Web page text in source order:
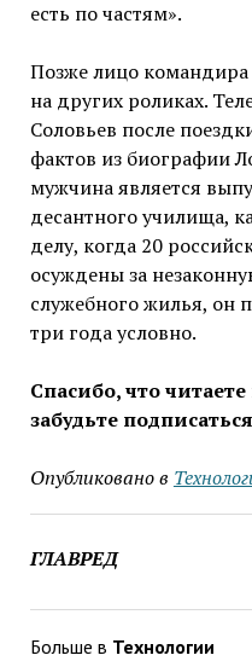
есть по частям».
Позже лицо командира
на других роликах.
Соловьев после
фактов из биографии
мужчина является
десантного училища,
делу, когда 20
осуждены за
служебного жилья, он
три года условно.
Спасибо, что
забудьте
Опубликовано в
ГЛАВРЕД
Больше в Технологии